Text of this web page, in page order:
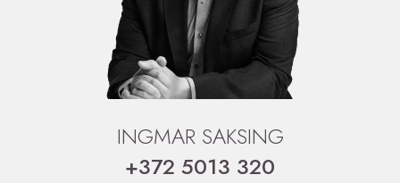
INGMAR SAKSING
+372 5013 320